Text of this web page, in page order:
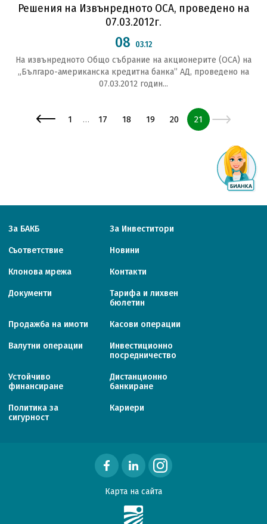
Решения на Извънредното ОСА, проведено на
07.03.2012г.
08 03.12
На извънредното Общо събрание на акционерите (ОСА) на
„Българо-американска кредитна банка” АД, проведено на
07.03.2012 годин...
Страница
1 … Страница
17 Страница
18 Страница
19 Страница
20 Страница
21
За БАКБ За Инвеститори
Съответствие Новини
Клонова мрежа Контакти
Документи
Тарифa и лихвен
бюлетин
Продажба на имоти Касови операции
Валутни операции
Инвестиционно
посредничество
Устойчиво
финансиране
Дистанционно
банкиране
Политика за
сигурност
Кариери
Карта на сайта